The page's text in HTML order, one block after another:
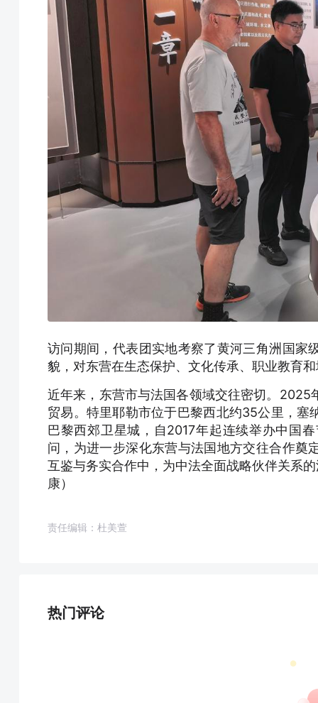
访问期间，代表团实地考察了黄河三角洲国家
貌，对东营在生态保护、文化传承、职业教育
近年来，东营市与法国各领域交往密切。
贸易。特里耶勒市位于巴黎西北约35公里，
巴黎西郊卫星城，自2017年起连续举办中国
问，为进一步深化东营与法国地方交往合作奠
互鉴与务实合作中，为中法全面战略伙伴关系
康）
责任编辑：杜美萱
热门评论